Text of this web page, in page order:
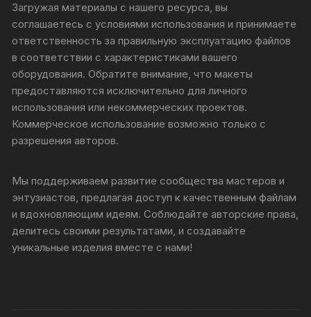
Загружая материалы с нашего ресурса, вы
соглашаетесь с условиями использования и принимаете
ответственность за правильную эксплуатацию файлов
в соответствии с характеристиками вашего
оборудования. Обратите внимание, что макеты
предоставляются исключительно для личного
использования или некоммерческих проектов.
Коммерческое использование возможно только с
разрешения авторов.
Мы поддерживаем развитие сообщества мастеров и
энтузиастов, предлагая доступ к качественным файлам
и вдохновляющим идеям. Соблюдайте авторские права,
делитесь своими результатами, и создавайте
уникальные изделия вместе с нами!